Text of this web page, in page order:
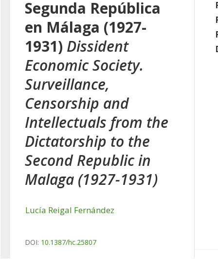
Segunda República
en Málaga (1927-
1931) Dissident
Economic Society.
Surveillance,
Censorship and
Intellectuals from the
Dictatorship to the
Second Republic in
Malaga (1927-1931)
Lucía Reigal Fernández
DOI: 10.1387/hc.25807